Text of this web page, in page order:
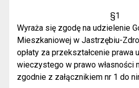
§1
Wyraża się zgodę na udzielenie
Mieszkaniowej w Jastrzębiu-
opłaty za przekształcenie prawa
wieczystego w prawo własności
zgodnie z załącznikiem nr 1 do